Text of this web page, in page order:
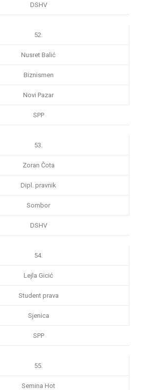
DSHV
52.
Nusret Balić
Biznismen
Novi Pazar
SPP
53.
Zoran Čota
Dipl. pravnik
Sombor
DSHV
54.
Lejla Gicić
Student prava
Sjenica
SPP
55.
Semina Hot